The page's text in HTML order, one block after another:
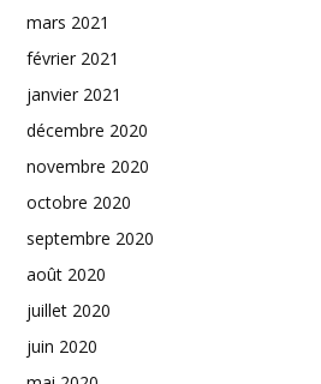
mars 2021
février 2021
janvier 2021
décembre 2020
novembre 2020
octobre 2020
septembre 2020
août 2020
juillet 2020
juin 2020